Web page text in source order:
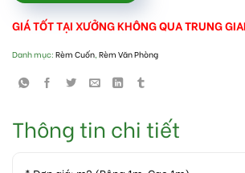
GIÁ TỐT TẠI XƯỞNG KHÔNG QUA TRUNG
Danh mục: Rèm Cuốn Rèm Văn Phòng
Thông tin chi tiết